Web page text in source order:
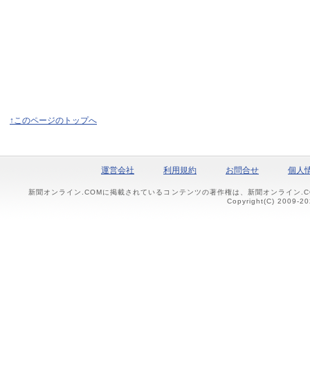
↑このページのトップへ
運営会社 利用規約 お問合せ 個人
新聞オンライン.COMに掲載されているコンテンツの著作権は、新聞オンライン
Copyright(C) 2009-